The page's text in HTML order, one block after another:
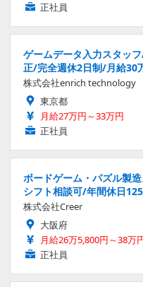
正社員
ゲームデータ入力スタッ
正/完全週休2日制/月給30
株式会社enrich technology
東京都
月給27万円～33万円
正社員
ボードゲーム・パズル製
シフト相談可/年間休日
株式会社Creer
大阪府
月給26万5,800円～38万
正社員